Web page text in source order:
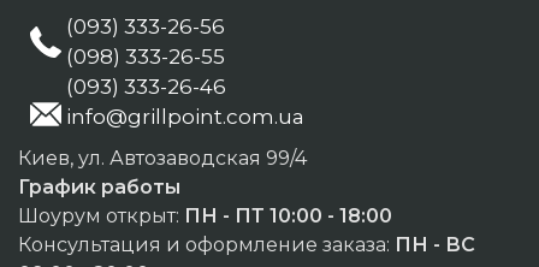
(093) 333-26-56
(098) 333-26-55
(093) 333-26-46
info@grillpoint.com.ua
Киев, ул. Автозаводская 99/4
График работы
Шоурум открыт: ПН - ПТ 10:00 - 18:00
Консультация и оформление заказа: ПН - ВС